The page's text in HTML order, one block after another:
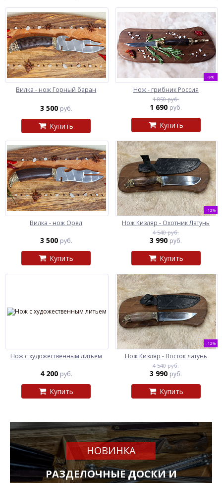
Вилка - нож Горный баран
3 500 руб.
Купить
-9%
Нож - грибник Россия
1 850 руб.
1 690 руб.
Купить
Вилка - нож Орел
3 500 руб.
Купить
-12%
Нож Кизляр - Охотник Латунь
4 540 руб.
3 990 руб.
Купить
Нож с художественным литьем
4 200 руб.
Купить
-12%
Нож Кизляр - Восток латунь
4 540 руб.
3 990 руб.
Купить
НОВИНКА
РАЗДЕЛОЧНЫЕ ДОСКИ И